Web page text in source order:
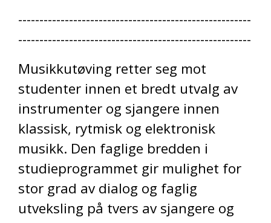
-------------------------------------------------------
-------------------------------------------------------
Musikkutøving retter seg mot
studenter innen et bredt utvalg av
instrumenter og sjangere innen
klassisk, rytmisk og elektronisk
musikk. Den faglige bredden i
studieprogrammet gir mulighet for
stor grad av dialog og faglig
utveksling på tvers av sjangere og